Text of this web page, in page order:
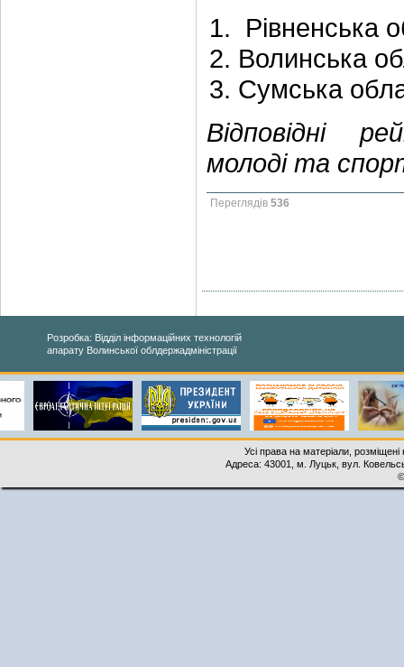
Рівненська
Волинська
Сумська
Відповідні
молоді та
Переглядів 536
Розробка: Відділ інформаційних технологій
апарату Волинської облдержадміністрації
Усі права на матеріали,
Адреса: 43001, м. Луцьк, вул.